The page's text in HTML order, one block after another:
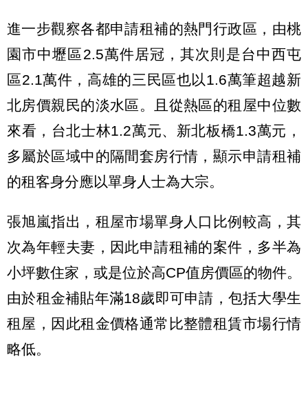
進一步觀察各都申請租補的熱門行政區，由桃
園市中壢區2.5萬件居冠，其次則是台中西屯
區2.1萬件，高雄的三民區也以1.6萬筆超越新
北房價親民的淡水區。且從熱區的租屋中位數
來看，台北士林1.2萬元、新北板橋1.3萬元，
多屬於區域中的隔間套房行情，顯示申請租補
的租客身分應以單身人士為大宗。
張旭嵐指出，租屋市場單身人口比例較高，其
次為年輕夫妻，因此申請租補的案件，多半為
小坪數住家，或是位於高CP值房價區的物件。
由於租金補貼年滿18歲即可申請，包括大學生
租屋，因此租金價格通常比整體租賃市場行情
略低。